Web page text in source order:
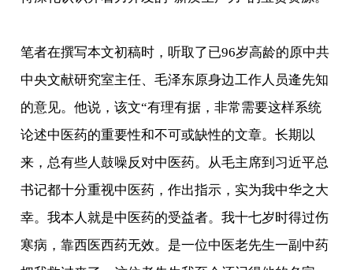
笔者在撰写本文初稿时，听取了已96岁高龄的原中共
中央文献研究室主任、毛泽东原身边工作人员逄先知
的意见。他说，该文“有理有据，非常需要这样系统
论述中医药的重要性和不可或缺性的文章。长期以
来，总有些人鼓噪反对中医药。从毛主席到习近平总
书记都十分重视中医药，作出指示，实为我中华之大
幸。我本人就是中医药的受益者。我十七岁时得过伤
寒病，靠西医西药无效。是一位中医老先生一副中药